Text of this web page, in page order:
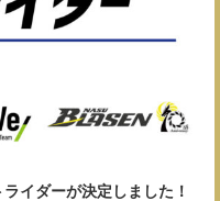
イダーが決定しました！